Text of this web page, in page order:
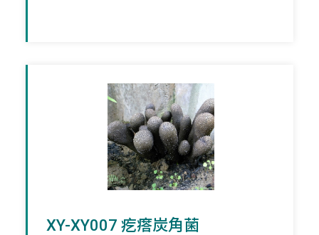
XY-XY007 疙瘩炭角菌